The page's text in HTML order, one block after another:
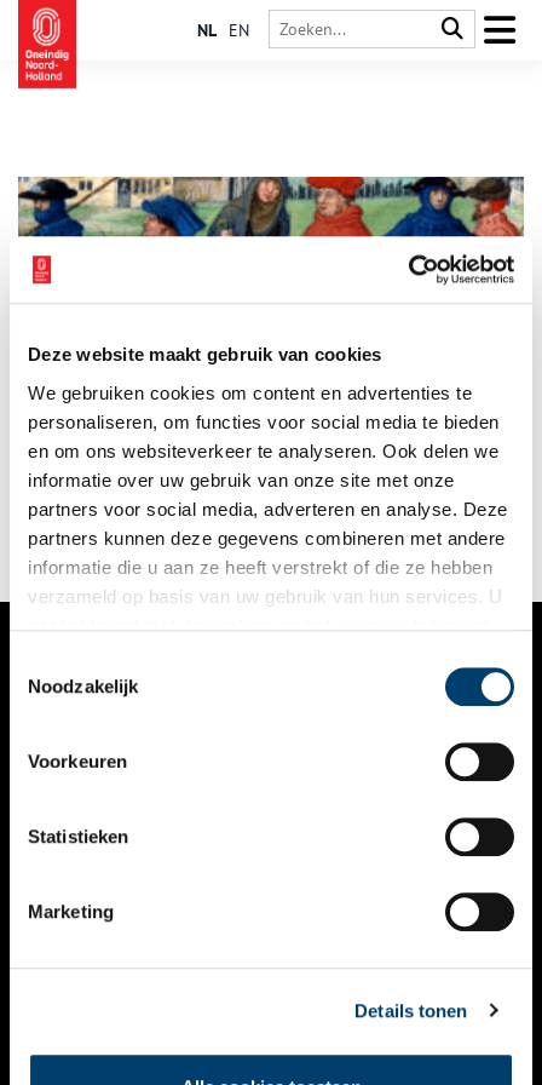
Deze website maakt gebruik van cookies
We gebruiken cookies om content en advertenties te
personaliseren, om functies voor social media te bieden
en om ons websiteverkeer te analyseren. Ook delen we
informatie over uw gebruik van onze site met onze
partners voor social media, adverteren en analyse. Deze
partners kunnen deze gegevens combineren met andere
informatie die u aan ze heeft verstrekt of die ze hebben
verzameld op basis van uw gebruik van hun services. U
Noodzakelijk
Voorkeuren
Statistieken
Marketing
Details tonen
NL EN
Tijdens de jaarwisseling in 1999 waren veel mensen bang
voor de ‘millenniumbug’, die wereldwijd voor een crash van
alle computersystemen zou zorgen. Duizend jaar eerder
vreesde men nog veel grotere gevolgen van de
millenniumwisseling. Middeleeuwse christenen dachten dat de
Apocalyps nabij was. Velen reisden naar Jeruzalem, om het
Laatste Oordeel af te wachten in de Heilige Stad.
VERHALEN
KALENDER
THEMA’S
VIDEO’S
CONTACT